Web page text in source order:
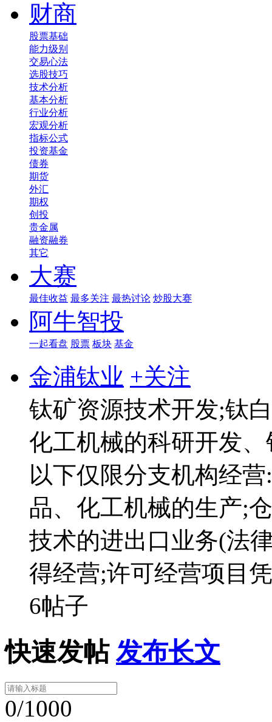
财商
股票基础
能力级别
交易心法
选股技巧
技术分析
基本分析
行业分析
宏观分析
指标公式
投资基金
债券
期货
外汇
期权
创投
贵金属
融资融券
其它
大赛
最佳收益 最多关注 最热讨论 炒股大赛
阿牛智投
一起看盘 股票 板块 基金
金浦钛业 +关注
钛矿资源技术开发;钛
化工机械的科研开发
以下仅限分支机构经
品、化工机械的生产;
技术的进出口业务(法
得经营;许可经营项目
6帖子
快速发帖 发布长文
0/1000